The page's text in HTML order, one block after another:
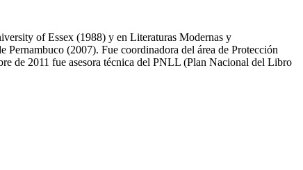
of Essex (1988) y en Literaturas Modernas y
(2007). Fue coordinadora del área de Protección
de 2011 fue asesora técnica del PNLL (Plan Nacional del Libro